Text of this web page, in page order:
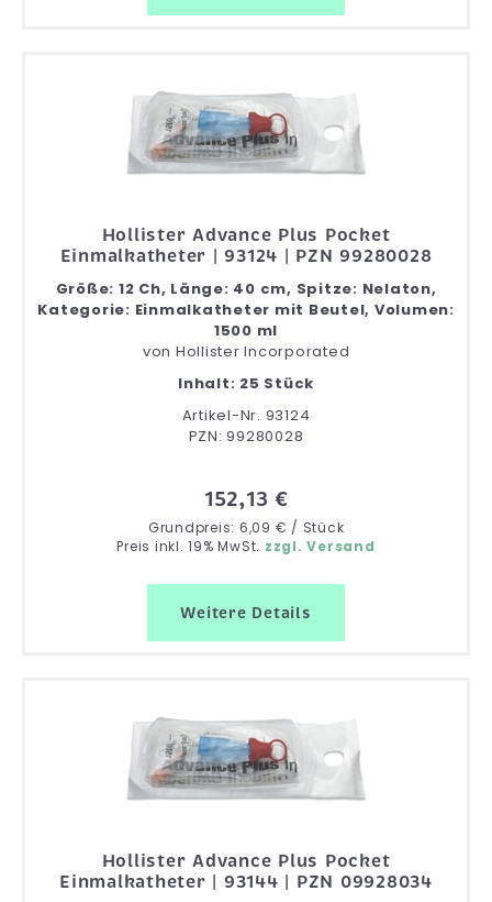
Hollister Advance Plus Pocket
Einmalkatheter | 93124 | PZN 99280028
Größe: 12 Ch, Länge: 40 cm, Spitze: Nelaton,
Kategorie: Einmalkatheter mit Beutel, Volumen:
1500 ml
von Hollister Incorporated
Inhalt: 25 Stück
Artikel-Nr. 93124
PZN: 99280028
152,13 €
Grundpreis: 6,09 € / Stück
Preis inkl. 19% MwSt. zzgl. Versand
Weitere Details
Hollister Advance Plus Pocket
Einmalkatheter | 93144 | PZN 09928034